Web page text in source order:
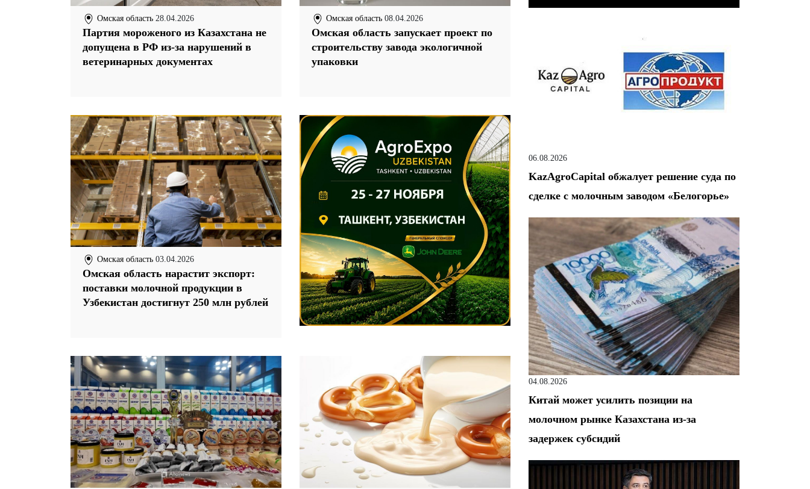
Омская область 28.04.2026
Партия мороженого из Казахстана не
допущена в РФ из-за нарушений в
ветеринарных документах
Омская область 08.04.2026
Омская область запускает проект по
строительству завода экологичной
упаковки
Омская область 03.04.2026
Омская область нарастит экспорт:
поставки молочной продукции в
Узбекистан достигнут 250 млн рублей
06.08.2026
KazAgroCapital обжалует решение суда по
сделке с молочным заводом «Белогорье»
04.08.2026
Китай может усилить позиции на
молочном рынке Казахстана из-за
задержек субсидий